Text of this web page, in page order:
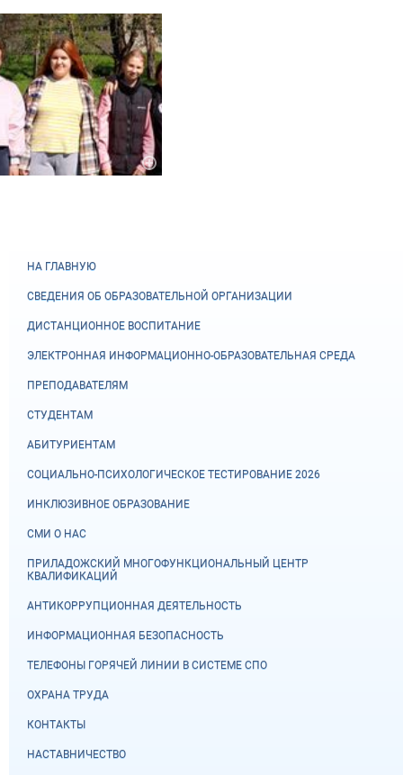
НА ГЛАВНУЮ
СВЕДЕНИЯ ОБ ОБРАЗОВАТЕЛЬНОЙ ОРГАНИЗАЦИИ
ДИСТАНЦИОННОЕ ВОСПИТАНИЕ
ЭЛЕКТРОННАЯ ИНФОРМАЦИОННО-ОБРАЗОВАТЕЛЬНАЯ СРЕДА
ПРЕПОДАВАТЕЛЯМ
СТУДЕНТАМ
АБИТУРИЕНТАМ
СОЦИАЛЬНО-ПСИХОЛОГИЧЕСКОЕ ТЕСТИРОВАНИЕ 2026
ИНКЛЮЗИВНОЕ ОБРАЗОВАНИЕ
СМИ О НАС
ПРИЛАДОЖСКИЙ МНОГОФУНКЦИОНАЛЬНЫЙ ЦЕНТР
КВАЛИФИКАЦИЙ
АНТИКОРРУПЦИОННАЯ ДЕЯТЕЛЬНОСТЬ
ИНФОРМАЦИОННАЯ БЕЗОПАСНОСТЬ
ТЕЛЕФОНЫ ГОРЯЧЕЙ ЛИНИИ В СИСТЕМЕ СПО
ОХРАНА ТРУДА
КОНТАКТЫ
НАСТАВНИЧЕСТВО